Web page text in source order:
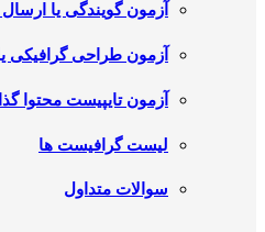
آزمون گویندگی یا ارسال
آزمون طراحی گرافیکی
آزمون تایپیست محتوا
لیست گرافیست ها
سوالات متداول